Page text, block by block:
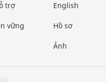
trợ
vững
English
Hồ sơ
Ảnh